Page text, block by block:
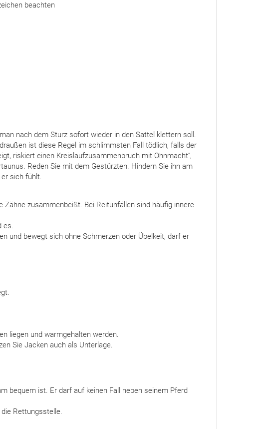
beachten
nach dem Sturz sofort wieder in den Sattel klettern soll.
ist diese Regel im schlimmsten Fall tödlich, falls der
riskiert einen Kreislaufzusammenbruch mit Ohnmacht“,
Reden Sie mit dem Gestürzten. Hindern Sie ihn am
sich fühlt.
Zähne zusammenbeißt. Bei Reitunfällen sind häufig innere
es.
und bewegt sich ohne Schmerzen oder Übelkeit, darf er
liegen und warmgehalten werden.
Sie Jacken auch als Unterlage.
bequem ist. Er darf auf keinen Fall neben seinem Pferd
Rettungsstelle.